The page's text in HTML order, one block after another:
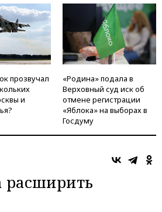
прозвучал
и
«Родина» подала в
Верховный суд иск об
отмене регистрации
«Яблока» на выборах в
Госдуму
расширить